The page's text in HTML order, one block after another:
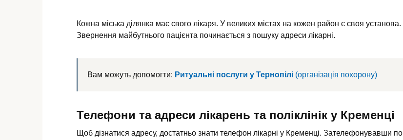
Кожна міська ділянка має свого лікаря. У великих містах на кожен район є своя установа.
Звернення майбутнього пацієнта починається з пошуку адреси лікарні.
Вам можуть допомогти: Ритуальні послуги у Тернопілі (організація похорону)
Телефони та адреси лікарень та поліклінік у Кременці
Щоб дізнатися адресу, достатньо знати телефон лікарні у Кременці. Зателефонувавши по